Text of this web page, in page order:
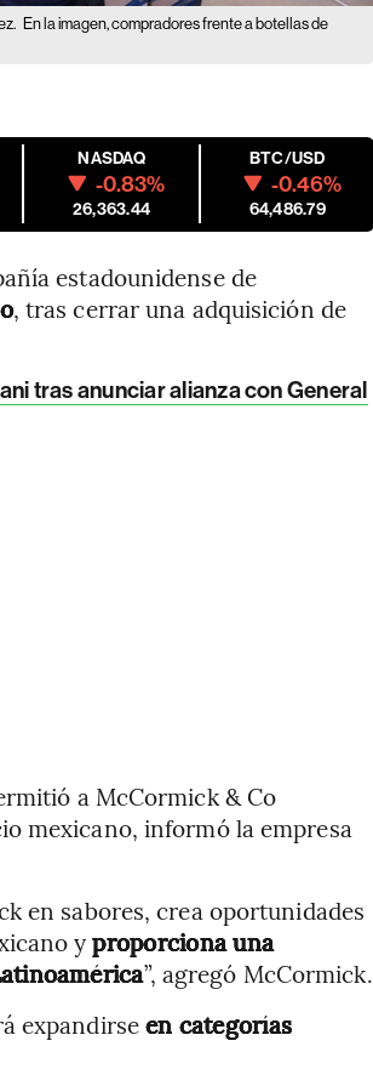
En la imagen, compradores frente a botellas de
NASDAQ
-0.83%
26,363.44
BTC/USD
-0.46%
64,486.79
estadounidense de
, tras cerrar una adquisición de
tras anunciar alianza con General
a McCormick & Co
mexicano, informó la empresa
en sabores, crea oportunidades
yproporciona una
”, agregó McCormick.
expandirseen categorías